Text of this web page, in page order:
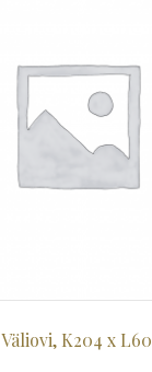
Väliovi, K204 x L60